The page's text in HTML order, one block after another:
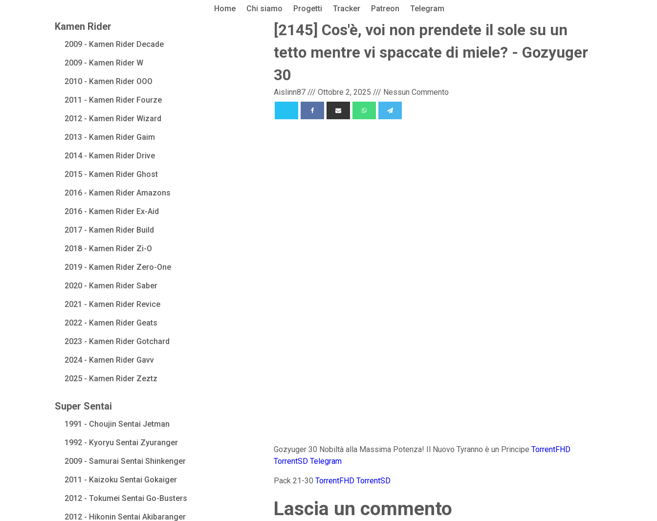
Home Chi siamo Progetti Tracker Patreon Telegram
Kamen Rider
2009 - Kamen Rider Decade
2009 - Kamen Rider W
2010 - Kamen Rider OOO
2011 - Kamen Rider Fourze
2012 - Kamen Rider Wizard
2013 - Kamen Rider Gaim
2014 - Kamen Rider Drive
2015 - Kamen Rider Ghost
2016 - Kamen Rider Amazons
2016 - Kamen Rider Ex-Aid
2017 - Kamen Rider Build
2018 - Kamen Rider Zi-O
2019 - Kamen Rider Zero-One
2020 - Kamen Rider Saber
2021 - Kamen Rider Revice
2022 - Kamen Rider Geats
2023 - Kamen Rider Gotchard
2024 - Kamen Rider Gavv
2025 - Kamen Rider Zeztz
Super Sentai
1991 - Choujin Sentai Jetman
1992 - Kyoryu Sentai Zyuranger
2009 - Samurai Sentai Shinkenger
2011 - Kaizoku Sentai Gokaiger
2012 - Tokumei Sentai Go-Busters
2012 - Hikonin Sentai Akibaranger
[2145] Cos'è, voi non prendete il sole su un
tetto mentre vi spaccate di miele? - Gozyuger
30
Aislinn87 /// Ottobre 2, 2025 /// Nessun Commento
Gozyuger 30 Nobiltà alla Massima Potenza! Il Nuovo Tyranno è un Principe TorrentFHD
TorrentSD Telegram
Pack 21-30 TorrentFHD TorrentSD
Lascia un commento